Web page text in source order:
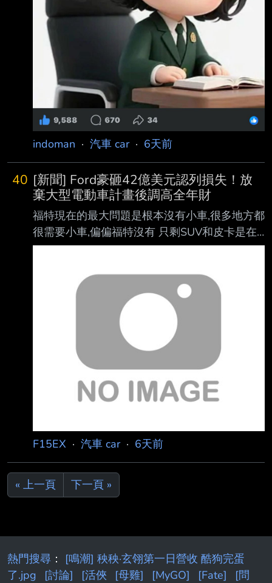
indoman · 汽車 car· 6天前
40 [新聞] Ford豪砸42億美元認列損失！放
棄大型電動車計畫後調高全年財
福特現在的最大問題是根本沒有小車,很多地方都
很需要小車,偏偏福特沒有 只剩SUV和皮卡是在
哈囉? https://cars.tvbs.com.tw/car-
棄大型電動車計畫後調高全年財測 全球車壇近
年積極朝電動化發展，不過市場需求放緩、電池
成本居高不下，以及各國政策 環境變化，也讓
不少車廠重新調整電動車布局，美國汽車品牌
Ford便是其中最具代表性的 案例之一，在歷經
數年大舉投資純電產品後，Ford於2025年底正
式放棄原先的電動車發展 策略，取消多
F15EX · 汽車 car· 6天前
« 上一頁 下一頁 »
熱門搜尋 ： [鳴潮] 秧秧·玄翎第一日營收 酷狗完蛋
了.jpg
[討論] [活俠 [母雞] [MyGO] [Fate]
[問